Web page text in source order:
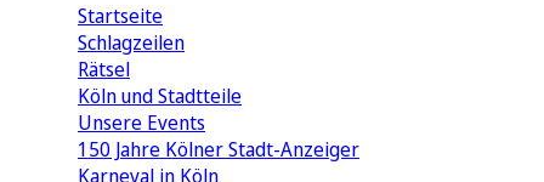
Startseite
Schlagzeilen
Rätsel
Köln und Stadtteile
Unsere Events
150 Jahre Kölner Stadt-Anzeiger
Karneval in Köln